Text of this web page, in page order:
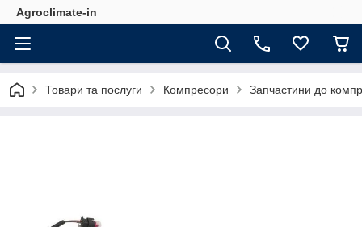
Agroclimate-in
Товари та послуги Компресори Запчастини до